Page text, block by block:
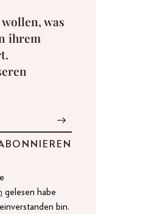
was
ihrem
gelesen habe
bin.